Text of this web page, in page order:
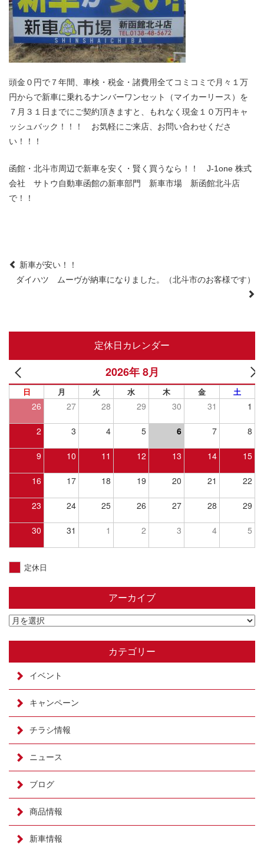
頭金０円で７年間、車検・税金・諸費用全てコミコミで月々１万
円からで新車に乗れるナンバーワンセット（マイカーリース）を
７月３１日までにご契約頂きますと、もれなく現金１０万円キャ
ッシュバック！！！ お気軽にご来店、お問い合わせくださ
い！！！
函館・北斗市周辺で新車を安く・賢く買うなら！！ J-1one 株式
会社 サトウ自動車函館の新車部門 新車市場 新函館北斗店
で！！
Post
navigation
新車が安い！！
ダイハツ ムーヴが納車になりました。（北斗市のお客様です）
定休日カレンダー
2026年 8月
日 月 火 水 木 金 土
26 27 28 29 30 31 1
2 3 4 5 6 7 8
9 10 11 12 13 14 15
16 17 18 19 20 21 22
23 24 25 26 27 28 29
30 31 1 2 3 4 5
定休日
アーカイブ
カテゴリー
イベント
キャンペーン
チラシ情報
ニュース
ブログ
商品情報
新車情報